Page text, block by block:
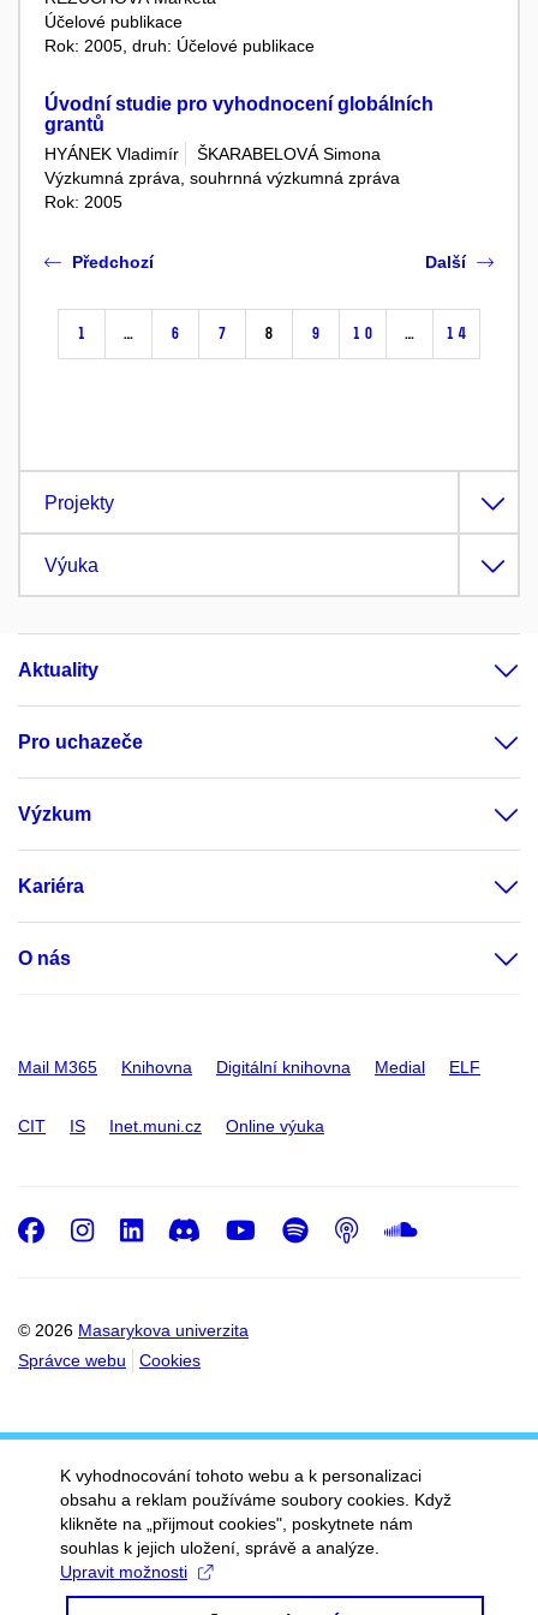
Účelové publikace
Rok: 2005, druh: Účelové publikace
Úvodní studie pro vyhodnocení globálních
grantů
HYÁNEK Vladimír
ŠKARABELOVÁ Simona
Výzkumná zpráva, souhrnná výzkumná zpráva
Rok: 2005
Předchozí
1 … 6 7 8 9 10 … 14
Další
Projekty
Výuka
Aktuality
Pro uchazeče
Výzkum
Kariéra
O nás
Mail M365 Knihovna Digitální knihovna Medial ELF
CIT IS Inet.muni.cz Online výuka
© 2026 Masarykova univerzita
Správce webu
Cookies
Facebook
Instagram
LinkedIn
DiscordYoutube
Spotify
Podcast
K vyhodnocování tohoto webu a k personalizaci
obsahu a reklam používáme soubory cookies. Když
klikněte na „přijmout cookies", poskytnete nám
souhlas k jejich uložení, správě a analýze.
Upravit možnosti